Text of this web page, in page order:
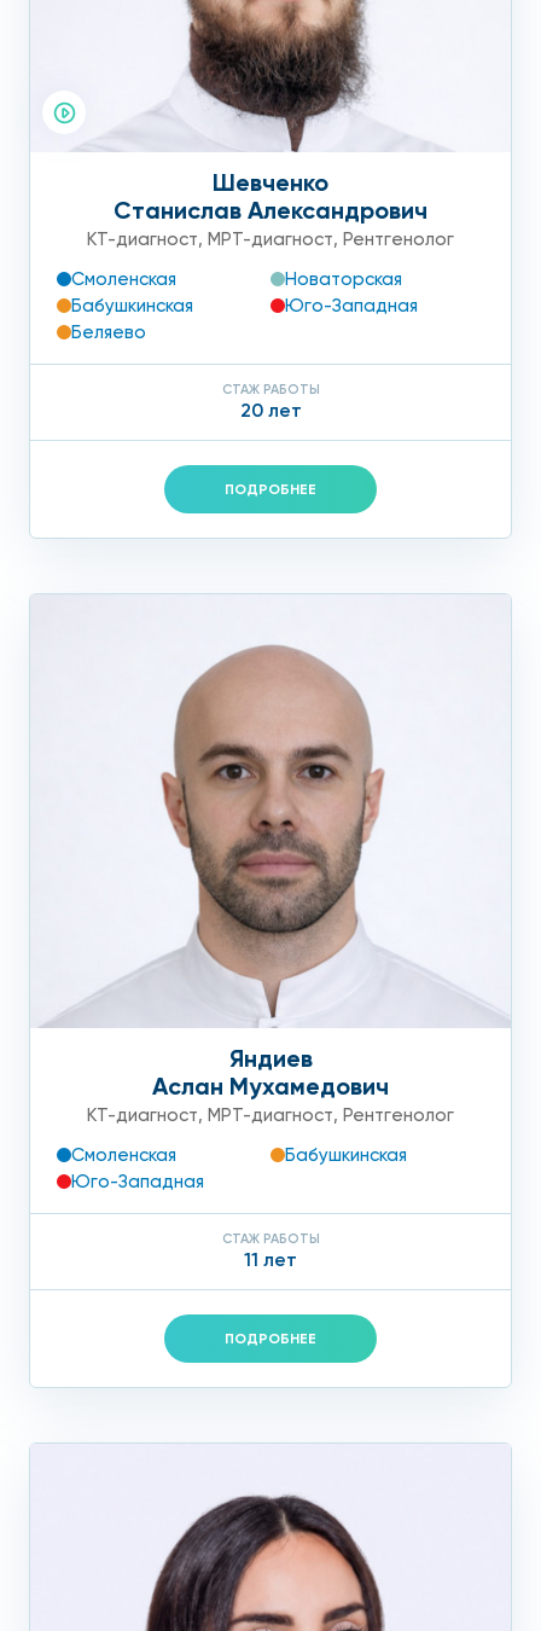
Шевченко
Станислав Александрович
КТ-диагност, МРТ-диагност, Рентгенолог
Смоленская
Новаторская
Бабушкинская
Юго-Западная
Беляево
СТАЖ РАБОТЫ
20 лет
ПОДРОБНЕЕ
Яндиев
Аслан Мухамедович
КТ-диагност, МРТ-диагност, Рентгенолог
Смоленская
Бабушкинская
Юго-Западная
СТАЖ РАБОТЫ
11 лет
ПОДРОБНЕЕ